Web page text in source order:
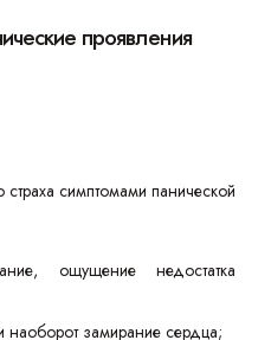
проявления
симптомами панической
ощущение недостатка
наоборот замирание сердца;